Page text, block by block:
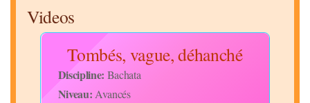
Videos
Tombés, vague, déhanché
Discipline: Bachata
Niveau: Avancés